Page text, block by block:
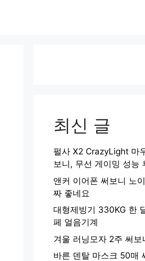
최신 글
펄사 X2 CrazyLight 마
보니, 무선 게이밍 성능
앤커 이어폰 써보니 노
짜 좋네요
대형제빙기 330KG 한
페 얼음기계
겨울 러닝모자 2주 써보
바른 덴탈 마스크 50매